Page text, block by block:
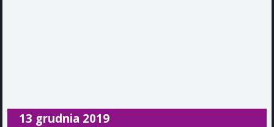
13 grudnia 2019